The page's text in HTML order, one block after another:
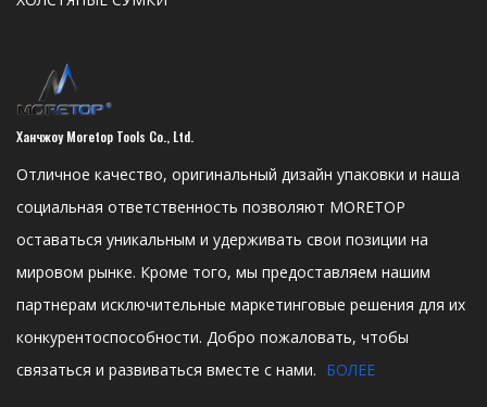
Ханчжоу Moretop Tools Co., Ltd.
Отличное качество, оригинальный дизайн упаковки и наша
социальная ответственность позволяют MORETOP
оставаться уникальным и удерживать свои позиции на
мировом рынке. Кроме того, мы предоставляем нашим
партнерам исключительные маркетинговые решения для их
конкурентоспособности. Добро пожаловать, чтобы
связаться и развиваться вместе с нами. БОЛЕЕ